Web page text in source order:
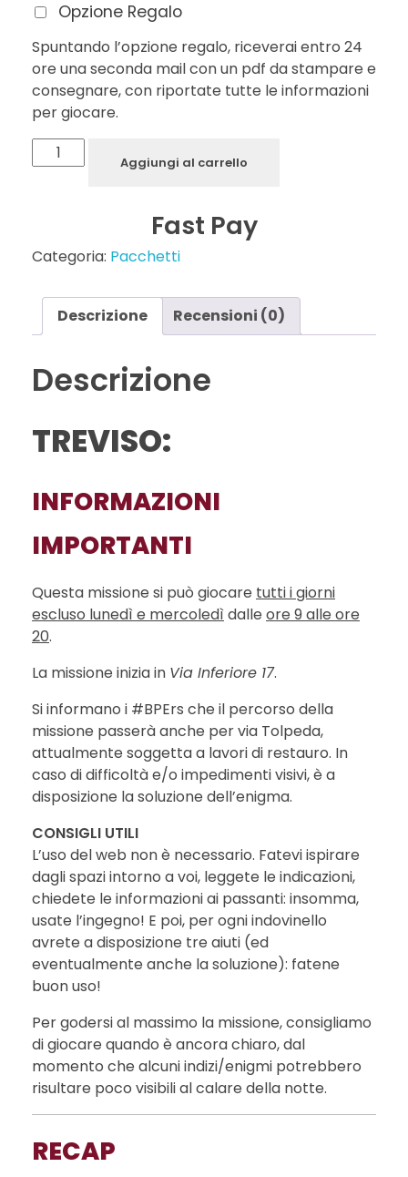
Opzione Regalo
Spuntando l’opzione regalo, riceverai entro 24
ore una seconda mail con un pdf da stampare e
consegnare, con riportate tutte le informazioni
per giocare.
Aggiungi al carrello
Fast Pay
Categoria: Pacchetti
Descrizione Recensioni (0)
Descrizione
TREVISO:
INFORMAZIONI
IMPORTANTI
Questa missione si può giocare tutti i giorni
escluso lunedì e mercoledìdalle ore 9 alle ore
20.
La missione inizia in Via Inferiore 17.
Si informano i #BPErs che il percorso della
missione passerà anche per via Tolpeda,
attualmente soggetta a lavori di restauro. In
caso di difficoltà e/o impedimenti visivi, è a
disposizione la soluzione dell’enigma.
CONSIGLI UTILI
L’uso del web non è necessario. Fatevi ispirare
dagli spazi intorno a voi, leggete le indicazioni,
chiedete le informazioni ai passanti: insomma,
usate l’ingegno! E poi, per ogni indovinello
avrete a disposizione tre aiuti (ed
eventualmente anche la soluzione): fatene
buon uso!
Per godersi al massimo la missione, consigliamo
di giocare quando è ancora chiaro, dal
momento che alcuni indizi/enigmi potrebbero
risultare poco visibili al calare della notte.
RECAP